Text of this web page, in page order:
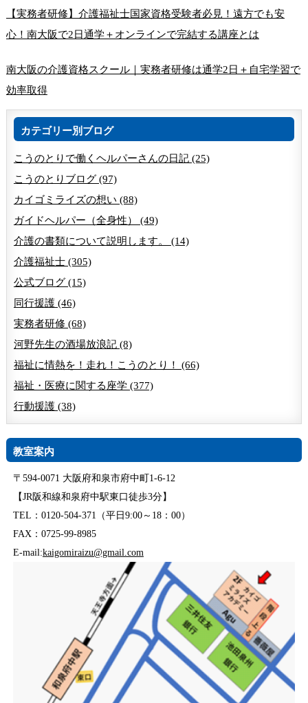
【実務者研修】介護福祉士国家資格受験者必見！遠方でも安
心！南大阪で2日通学＋オンラインで完結する講座とは
南大阪の介護資格スクール｜実務者研修は通学2日＋自宅学習で
効率取得
カテゴリー別ブログ
こうのとりで働くヘルパーさんの日記 (25)
こうのとりブログ (97)
カイゴミライズの想い (88)
ガイドヘルパー（全身性） (49)
介護の書類について説明します。 (14)
介護福祉士 (305)
公式ブログ (15)
同行援護 (46)
実務者研修 (68)
河野先生の酒場放浪記 (8)
福祉に情熱を！走れ！こうのとり！ (66)
福祉・医療に関する座学 (377)
行動援護 (38)
教室案内
〒594-0071 大阪府和泉市府中町1-6-12
【JR阪和線和泉府中駅東口徒歩3分】
TEL：0120-504-371（平日9:00～18：00）
FAX：0725-99-8985
E-mail:kaigomiraizu@gmail.com